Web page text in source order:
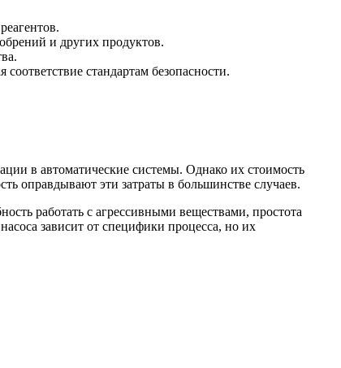
и других продуктов.
стандартам безопасности.
в автоматические системы. Однако их стоимость
оправдывают эти затраты в большинстве случаев.
работать с агрессивными веществами, простота
зависит от специфики процесса, но их